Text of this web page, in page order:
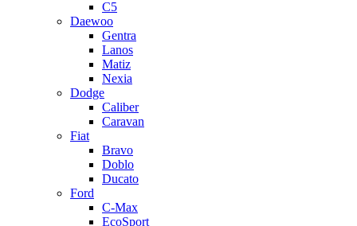
C5
Daewoo
Gentra
Lanos
Matiz
Nexia
Dodge
Caliber
Caravan
Fiat
Bravo
Doblo
Ducato
Ford
C-Max
EcoSport